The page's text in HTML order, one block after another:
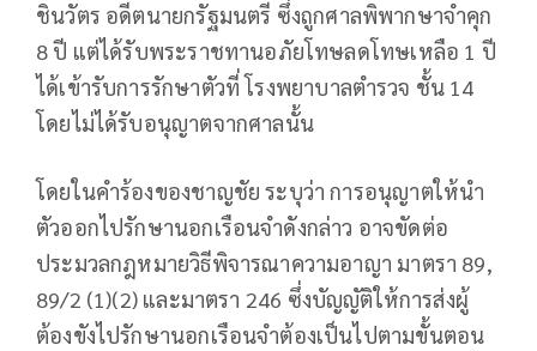
ชินวัตร อดีตนายกรัฐมนตรี ซึ่งถูกศาลพิพากษาจำคุก
8 ปี แต่ได้รับพระราชทานอภัยโทษลดโทษเหลือ 1 ปี
ได้เข้ารับการรักษาตัวที่โรงพยาบาลตำรวจ ชั้น 14
โดยไม่ได้รับอนุญาตจากศาลนั้น
โดยในคำร้องของชาญชัย ระบุว่า การอนุญาตให้นำ
ตัวออกไปรักษานอกเรือนจำดังกล่าว อาจขัดต่อ
ประมวลกฎหมายวิธีพิจารณาความอาญา มาตรา 89,
89/2 (1)(2) และมาตรา 246 ซึ่งบัญญัติให้การส่งผู้
ต้องขังไปรักษานอกเรือนจำต้องเป็นไปตามขั้นตอน